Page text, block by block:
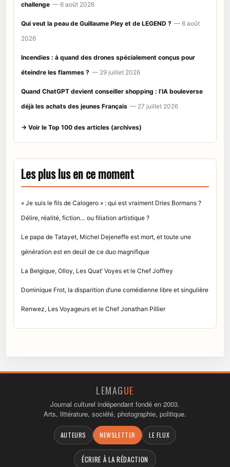
challenge — 6 août 2026
Qui veut la peau de Guillaume Pley et de LEGEND ? — 6 août
2026
Incendies : à quand des drones spécialement conçus pour
éteindre les flammes ? — 29 juillet 2026
Quand ChatGPT devient conseiller shopping : l’IA bouleverse
déjà les achats des jeunes Français — 27 juillet 2026
→ Voir le Top 100 des articles (archives)
Les plus lus en ce moment
« Je suis le fils de Calogero » : qui est vraiment Dries Bormans ?
Délire, réalité, fiction… ou filiation artistique ?
Le papa de Tatayet, Michel Dejeneffe est mort, et toute une
génération est en deuil de ce duo magnifique
La Belgique, Olloy, Les Quat’ Voyes et le Chef Joffrey
Dominique Frot, la disparition d’une comédienne libre et singulière
Renwez, Les Voyageurs et le Chef Jonathan Pillier
LEMAGUE
Journal culturel indépendant fondé en 2003.
Arts, littérature, société, photographie, politique.
AUTEURS NEWSLETTER LE FLUX
ÉCRIRE À LA RÉDACTION